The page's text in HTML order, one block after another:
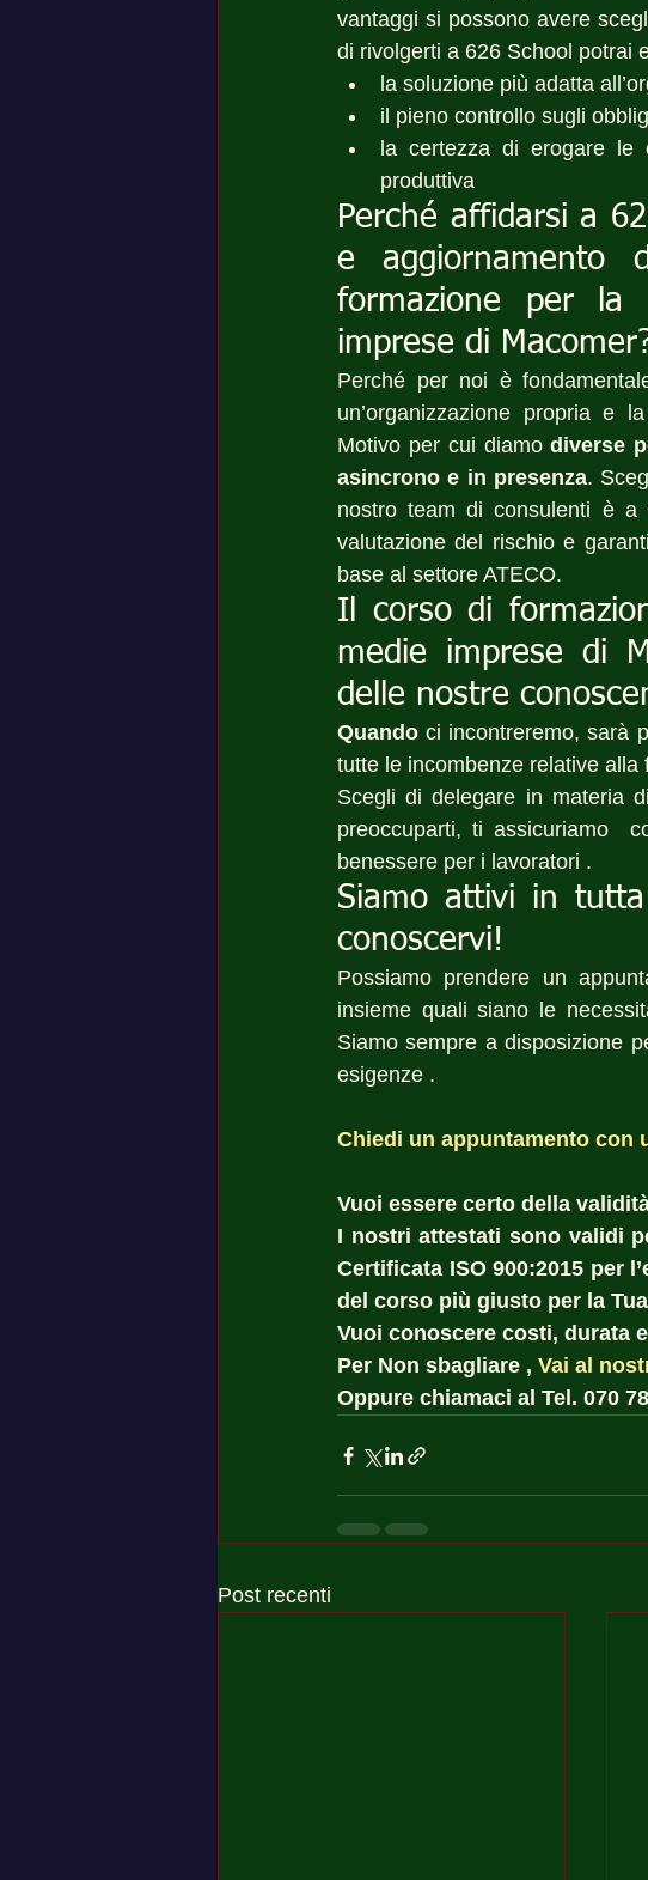
vantaggi si possono avere
di rivolgerti a 626 School potrai
la soluzione più adatta
il pieno controllo sugli
la certezza di erogare le
produttiva
Perché affidarsi a
e
formazione per la
imprese di
Perché per noi è
un’organizzazione propria e
Motivo per cui diamo diverse
asincrono e in presenza.
nostro team di consulenti è a
valutazione del rischio e
base al settore ATECO.
Il corso di
medie imprese di
delle nostre
Quando ci incontreremo, sarà
tutte le incombenze relative alla
Scegli di delegare in materia
preoccuparti, ti assicuriamo
benessere per i lavoratori .
Siamo attivi in
conoscervi!
Possiamo prendere un
insieme quali siano le
Siamo sempre a disposizione
esigenze .
Chiedi un appuntamento con
Vuoi essere certo della
I nostri attestati sono validi
Certificata ISO 900:2015 per
del corso più giusto per la
Vuoi conoscere costi, durata
Per Non sbagliare , Vai al
Oppure chiamaci al Tel. 070
Post recenti